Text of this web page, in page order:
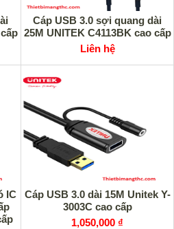
Cáp USB 3.0 sợi quang dài
25M UNITEK C4113BK cao cấp
Liên hệ
IC
Cáp USB 3.0 dài 15M Unitek Y-
3003C cao cấp
1,050,000 ₫